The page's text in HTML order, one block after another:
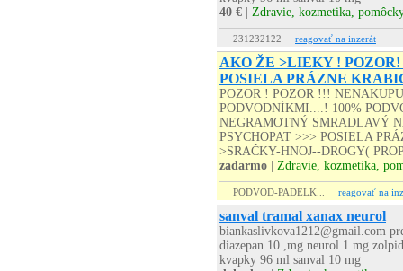
40 €
Zdravie, kozmetika,
231232122 reagovať na inzerát
AKO ŽE >LIEKY !
POSIELA PRÁZNE
POZOR ! POZOR !!!
PODVODNÍKMI....! 100%
NEGRAMOTNÝ SMRADLAVÝ
PSYCHOPAT >>> POSIELA
>SRAČKY-HNOJ--DROGY(
zadarmo
Zdravie, kozmetika,
PODVOD-PADELK... reagovať na
sanval tramal xanax neurol
biankaslivkova1212@gmail.com
diazepan 10 ,mg neurol 1 mg
kvapky 96 ml sanval 10 mg